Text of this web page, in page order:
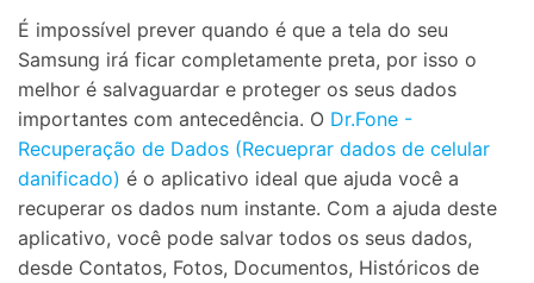
É impossível prever quando é que a tela do seu
Samsung irá ficar completamente preta, por isso o
melhor é salvaguardar e proteger os seus dados
importantes com antecedência. O Dr.Fone -
Recuperação de Dados (Recueprar dados de celular
danificado) é o aplicativo ideal que ajuda você a
recuperar os dados num instante. Com a ajuda deste
aplicativo, você pode salvar todos os seus dados,
desde Contatos, Fotos, Documentos, Históricos de